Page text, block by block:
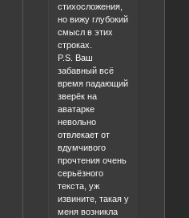
стихосложения,
но вижу глубокий
смысл в этих
строках.
P.S. Ваш
забавный всё
время падающий
зверёк на
аватарке
невольно
отвлекает от
вдумчивого
прочтения очень
серьёзного
текста, уж
извините, такая у
меня возникла